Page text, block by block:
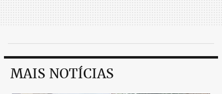
MAIS NOTÍCIAS